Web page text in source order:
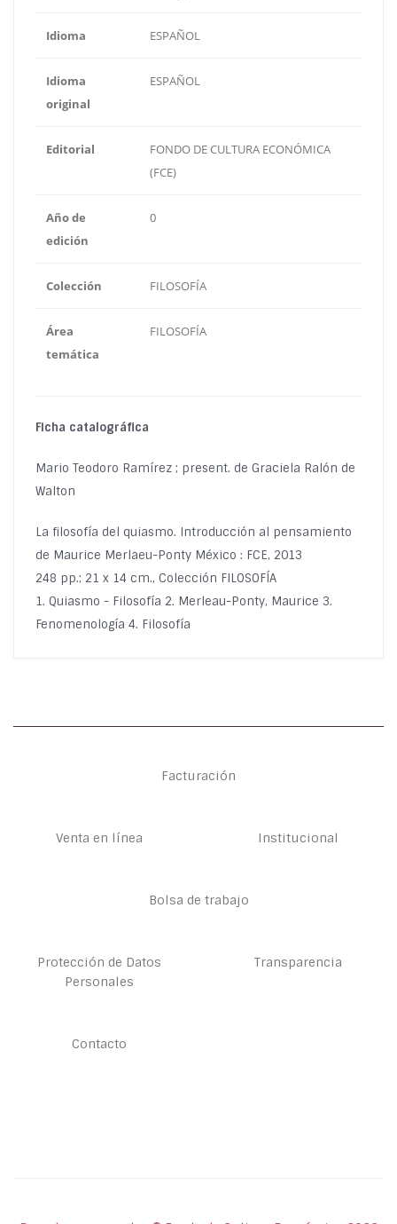
Idioma ESPAÑOL
Idioma
original
ESPAÑOL
Editorial
FONDO DE CULTURA ECONÓMICA
(FCE)
Año de
edición
0
Colección FILOSOFÍA
Área
temática
FILOSOFÍA
Ficha catalográfica
Mario Teodoro Ramírez ; present. de Graciela Ralón de
Walton
La filosofía del quiasmo. Introducción al pensamiento
de Maurice Merlaeu-Ponty México : FCE, 2013
248 pp.; 21 x 14 cm., Colección FILOSOFÍA
1. Quiasmo - Filosofía 2. Merleau-Ponty, Maurice 3.
Fenomenología 4. Filosofía
Facturación
Venta en línea Institucional
Bolsa de trabajo
Protección de Datos
Personales
Transparencia
Contacto